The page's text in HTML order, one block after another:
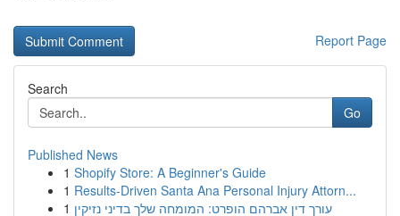
Report Page
Search
Go
Published News
1 Shopify Store: A Beginner's Guide
1 Results-Driven Santa Ana Personal Injury Attorn...
1 עורך דין אברהם הופרט: המומחה שלך בדיני נזיקין